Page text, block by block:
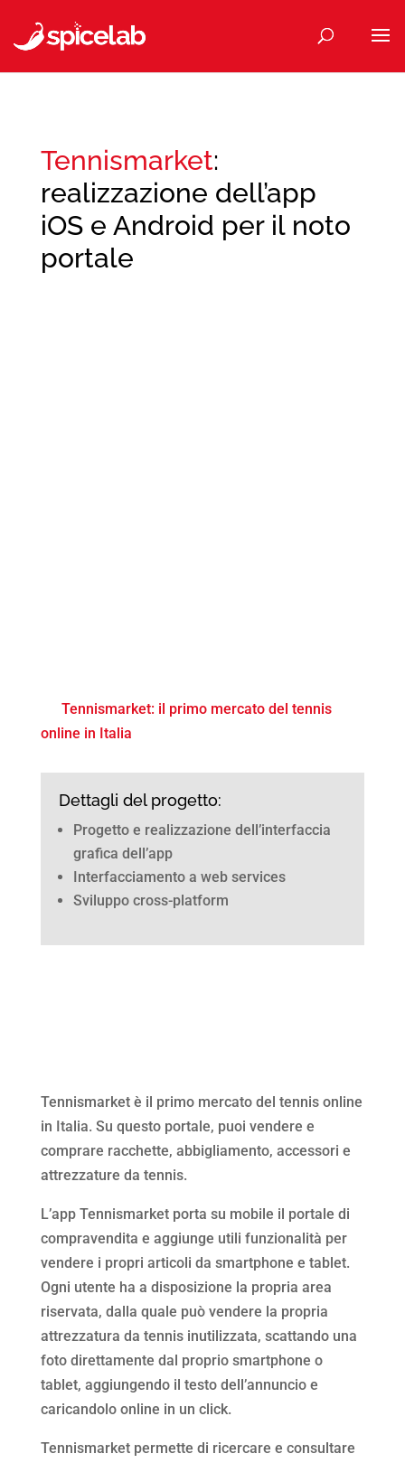
Tennismarket:
realizzazione dell’app
iOS e Android per il noto
portale
Tennismarket: il primo mercato del tennis
online in Italia
Dettagli del progetto:
Progetto e realizzazione dell’interfaccia
grafica dell’app
Interfacciamento a web services
Sviluppo cross-platform
Tennismarket è il primo mercato del tennis online
in Italia. Su questo portale, puoi vendere e
comprare racchette, abbigliamento, accessori e
attrezzature da tennis.
L’app Tennismarket porta su mobile il portale di
compravendita e aggiunge utili funzionalità per
vendere i propri articoli da smartphone e tablet.
Ogni utente ha a disposizione la propria area
riservata, dalla quale può vendere la propria
attrezzatura da tennis inutilizzata, scattando una
foto direttamente dal proprio smartphone o
tablet, aggiungendo il testo dell’annuncio e
caricandolo online in un click.
Tennismarket permette di ricercare e consultare